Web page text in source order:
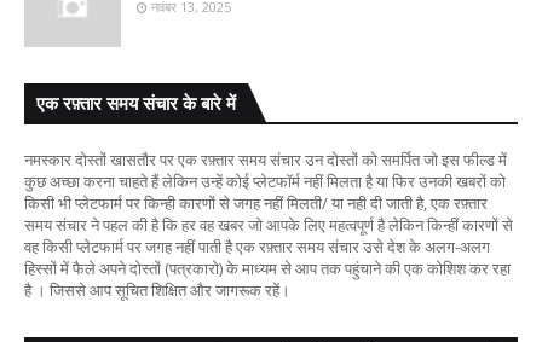
नवंबर 13, 2025
एक रफ़्तार समय संचार के बारे में
नमस्कार दोस्तों खासतौर पर एक रफ़्तार समय संचार उन दोस्तों को समर्पित जो इस फील्ड में
कुछ अच्छा करना चाहते हैं लेकिन उन्हें कोई प्लेटफॉर्म नहीं मिलता है या फिर उनकी खबरों को
किसी भी प्लेटफार्म पर किन्ही कारणों से जगह नहीं मिलती/ या नही दी जाती है, एक रफ़्तार
समय संचार ने पहल की है कि हर वह खबर जो आपके लिए महत्वपूर्ण है लेकिन किन्हीं कारणों से
वह किसी प्लेटफार्म पर जगह नहीं पाती है एक रफ़्तार समय संचार उसे देश के अलग-अलग
हिस्सों में फैले अपने दोस्तों (पत्रकारो) के माध्यम से आप तक पहुंचाने की एक कोशिश कर रहा
है । जिससे आप सूचित शिक्षित और जागरूक रहें।